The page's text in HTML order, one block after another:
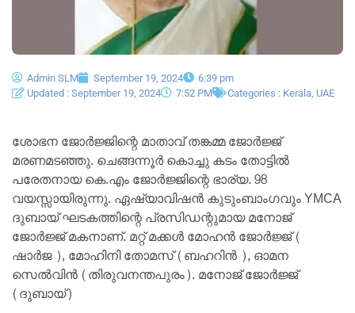
Admin SLM September 19, 2024
6:39 pm
Updated : September 19, 2024
7:52 PM Categories : Kerala UAE
ശോഭന ജോർജ്ജിന്റെ മാതാവ് തങ്കമ്മ ജോർജ്ജ്
മരണമടഞ്ഞു. ചെങ്ങന്നൂർ കൊച്ചു കടം തോട്ടിൽ
പരേതനായ കെ.എം ജോർജ്ജിന്റെ ഭാര്യ. 98
വയസ്സായിരുന്നു. ഏഷ്യാവിഷൻ കുടുംബാംഗവും YMCA
ദുബായ് ഘടകത്തിന്റെ പ്രസിഡന്റുമായ മനോജ്
ജോർജ്ജ് മകനാണ്. മറ്റ് മക്കൾ മോഹൻ ജോർജ്ജ് (
ഷാർജ ), മോഹിനി തോമസ് (ബഹറിൻ ), ഓമന
സെൽവിൻ (തിരുവനന്തപുരം). മനോജ് ജോർജ്ജ്
(ദുബായ്)